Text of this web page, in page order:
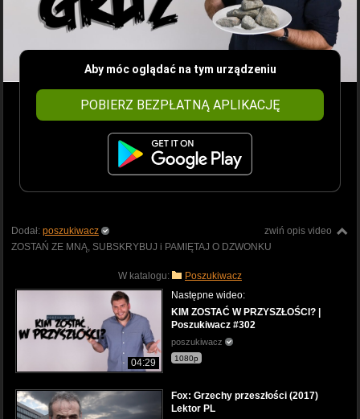
Aby móc oglądać na tym urządzeniu
POBIERZ BEZPŁATNĄ APLIKACJĘ
zwiń opis video
Dodał: poszukiwacz
ZOSTAŃ ZE MNĄ, SUBSKRYBUJ i PAMIĘTAJ O DZWONKU
W katalogu: Poszukiwacz
04:29
Następne wideo:
KIM ZOSTAĆ W PRZYSZŁOŚCI? |
Poszukiwacz #302
poszukiwacz
1080p
Fox: Grzechy przeszłości (2017)
Lektor PL